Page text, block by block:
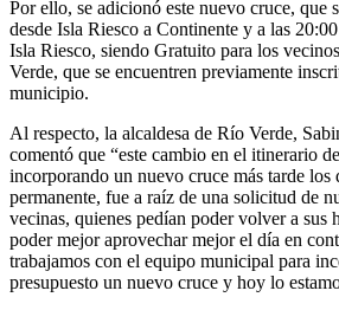
Por ello, se adicionó este nuevo cruce, que
desde Isla Riesco a Continente y a las
Isla Riesco, siendo Gratuito para los
Verde, que se encuentren previamente
municipio.
Al respecto, la alcaldesa de Río Verde,
comentó que “este cambio en el itinerario
incorporando un nuevo cruce más tarde los
permanente, fue a raíz de una solicitud de
vecinas, quienes pedían poder volver a sus
poder mejor aprovechar mejor el día en
trabajamos con el equipo municipal para
presupuesto un nuevo cruce y hoy lo